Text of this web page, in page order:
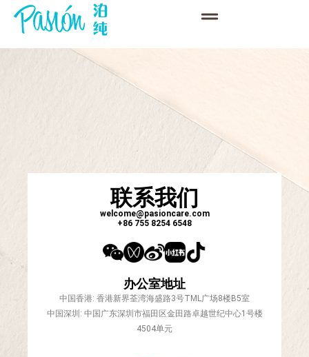
联系我们
welcome@pasioncare.com
+86 755 8254 6548
办公室地址
中国香港: 香港新界荃湾海盛路3号TML广场8楼B5室
中国深圳: 中国广东深圳市福田区金田路卓越世纪中心1号楼
4504单元